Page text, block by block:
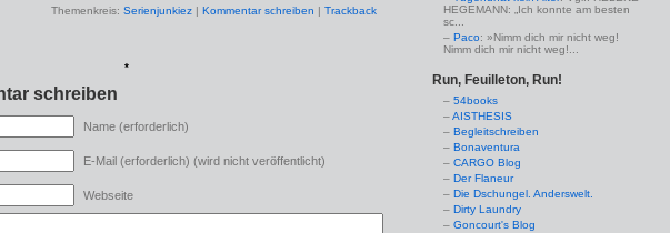
Themenkreis: Serienjunkiez | Kommentar schreiben | Trackback
*
schreiben
Name (erforderlich)
E-Mail (erforderlich) (wird nicht veröffentlicht)
Webseite
HEGEMANN: „Ich konnte am besten
sc...
Paco: »Nimm dich mir nicht weg!
Nimm dich mir nicht weg!...
Run, Feuilleton, Run!
54books
AISTHESIS
Begleitschreiben
Bonaventura
CARGO Blog
Der Flaneur
Die Dschungel. Anderswelt.
Dirty Laundry
Goncourt's Blog